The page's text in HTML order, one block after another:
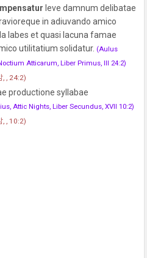
leve damnum delibatae
in adiuvando amico
labes et quasi lacuna famae
utilitatium solidatur. (Aulus
Atticarum, Liber Primus, III 24:2)
, , 24:2)
productione syllabae
Attic Nights, Liber Secundus, XVII 10:2)
, , 10:2)